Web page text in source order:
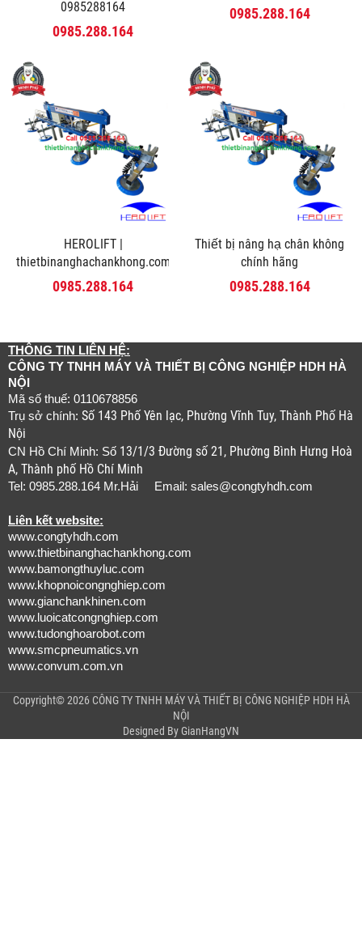
0985288164
0985.288.164
0985.288.164
HEROLIFT |
thietbinanghachankhong.com
0985.288.164
Thiết bị nâng hạ chân không
chính hãng
0985.288.164
THÔNG TIN LIÊN HỆ:
CÔNG TY TNHH MÁY VÀ THIẾT BỊ CÔNG NGHIỆP HDH HÀ
NỘI
Mã số thuế: 0110678856
Trụ sở chính: Số 143 Phố Yên lạc, Phường Vĩnh Tuy, Thành Phố Hà
Nội
CN Hồ Chí Minh: Số 13/1/3 Đường số 21, Phường Bình Hưng Hoà
A, Thành phố Hồ Chí Minh
Tel: 0985.288.164 Mr.Hải Email: sales@congtyhdh.com
Liên kết website:
www.congtyhdh.com
www.thietbinanghachankhong.com
www.bamongthuyluc.com
www.khopnoicongnghiep.com
www.gianchankhinen.com
www.luoicatcongnghiep.com
www.tudonghoarobot.com
www.smcpneumatics.vn
www.convum.com.vn
Copyright© 2026 CÔNG TY TNHH MÁY VÀ THIẾT BỊ CÔNG NGHIỆP HDH HÀ
NỘI
Designed By GianHangVN